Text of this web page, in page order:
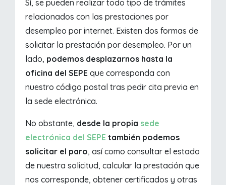
Sí, se pueden realizar todo tipo de trámites
relacionados con las prestaciones por
desempleo por internet. Existen dos formas de
solicitar la prestación por desempleo. Por un
lado, podemos desplazarnos hasta la
oficina del SEPEque corresponda con
nuestro código postal tras pedir cita previa en
la sede electrónica.
No obstante, desde la propia sede
electrónica del SEPE también podemos
solicitar el paro, así como consultar el estado
de nuestra solicitud, calcular la prestación que
nos corresponde, obtener certificados y otras